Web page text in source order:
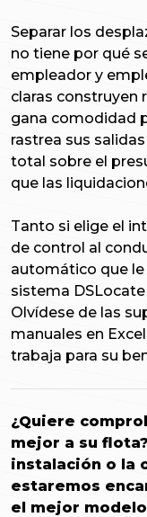
Separar los
no tiene por qué
empleador y
claras construyen
gana comodidad
rastrea sus
total sobre el
que las
Tanto si elige el
de control al
automático que le
sistema
Olvídese de las
manuales en
trabaja para su
¿Quiere
mejor a su
instalación o la
estaremos
el mejor